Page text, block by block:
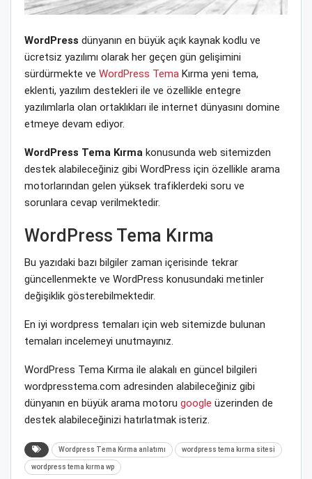
WordPress dünyanın en büyük açık kaynak kodlu ve
ücretsiz yazılımı olarak her geçen gün gelişimini
sürdürmekte ve WordPress Tema Kırma yeni tema,
eklenti, yazılım destekleri ile ve özellikle entegre
yazılımlarla olan ortaklıkları ile internet dünyasını domine
etmeye devam ediyor.
WordPress Tema Kırma konusunda web sitemizden
destek alabileceğiniz gibi WordPress için özellikle arama
motorlarından gelen yüksek trafiklerdeki soru ve
sorunlara cevap verilmektedir.
WordPress Tema Kırma
Bu yazıdaki bazı bilgiler zaman içerisinde tekrar
güncellenmekte ve WordPress konusundaki metinler
değişiklik gösterebilmektedir.
En iyi wordpress temaları için web sitemizde bulunan
temaları incelemeyi unutmayınız.
WordPress Tema Kırma ile alakalı en güncel bilgileri
wordpresstema.com adresinden alabileceğiniz gibi
dünyanın en büyük arama motoru google üzerinden de
destek alabileceğinizi hatırlatmak isteriz.
Wordpress Tema Kırma anlatımı wordpress tema kırma sitesi
wordpress tema kırma wp